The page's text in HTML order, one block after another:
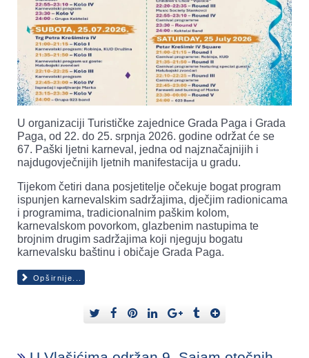
U organizaciji Turističke zajednice Grada Paga i Grada
Paga, od 22. do 25. srpnja 2026. godine održat će se
67. Paški ljetni karneval, jedna od najznačajnijih i
najdugovječnijih ljetnih manifestacija u gradu.
Tijekom četiri dana posjetitelje očekuje bogat program
ispunjen karnevalskim sadržajima, dječjim radionicama
i programima, tradicionalnim paškim kolom,
karnevalskom povorkom, glazbenim nastupima te
brojnim drugim sadržajima koji njeguju bogatu
karnevalsku baštinu i običaje Grada Paga.
Opširnije...